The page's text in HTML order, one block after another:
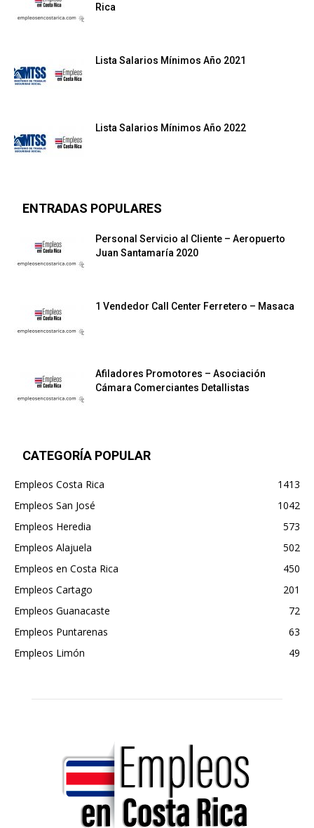
Rica
Lista Salarios Mínimos Año 2021
Lista Salarios Mínimos Año 2022
ENTRADAS POPULARES
Personal Servicio al Cliente – Aeropuerto
Juan Santamaría 2020
1 Vendedor Call Center Ferretero – Masaca
Afiladores Promotores – Asociación
Cámara Comerciantes Detallistas
CATEGORÍA POPULAR
Empleos Costa Rica
1413
Empleos San José
1042
Empleos Heredia
573
Empleos Alajuela
502
Empleos en Costa Rica
450
Empleos Cartago
201
Empleos Guanacaste
72
Empleos Puntarenas
63
Empleos Limón
49